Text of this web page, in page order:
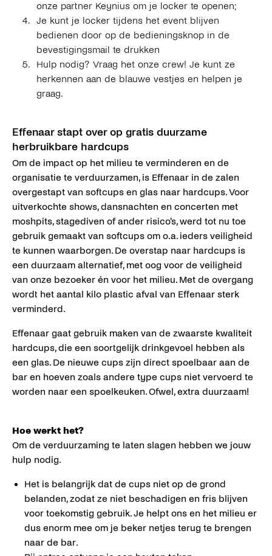
onze partner Keynius om je locker te openen;
Je kunt je locker tijdens het event blijven
bedienen door op de bedieningsknop in de
bevestigingsmail te drukken
Hulp nodig? Vraag het onze crew! Je kunt ze
herkennen aan de blauwe vestjes en helpen je
graag.
Effenaar stapt over op gratis duurzame
herbruikbare hardcups
Om de impact op het milieu te verminderen en de
organisatie te verduurzamen, is Effenaar in de zalen
overgestapt van softcups en glas naar hardcups. Voor
uitverkochte shows, dansnachten en concerten met
moshpits, stagediven of ander risico's, werd tot nu toe
gebruik gemaakt van softcups om o.a. ieders veiligheid
te kunnen waarborgen. De overstap naar hardcups is
een duurzaam alternatief, met oog voor de veiligheid
van onze bezoeker én voor het milieu. Met de overgang
wordt het aantal kilo plastic afval van Effenaar sterk
verminderd.
Effenaar gaat gebruik maken van de zwaarste kwaliteit
hardcups, die een soortgelijk drinkgevoel hebben als
een glas. De nieuwe cups zijn direct spoelbaar aan de
bar en hoeven zoals andere type cups niet vervoerd te
worden naar een spoelkeuken. Ofwel, extra duurzaam!
Hoe werkt het?
Om de verduurzaming te laten slagen hebben we jouw
hulp nodig.
Het is belangrijk dat de cups niet op de grond
belanden, zodat ze niet beschadigen en fris blijven
voor toekomstig gebruik. Je helpt ons en het milieu er
dus enorm mee om je beker netjes terug te brengen
naar de bar.